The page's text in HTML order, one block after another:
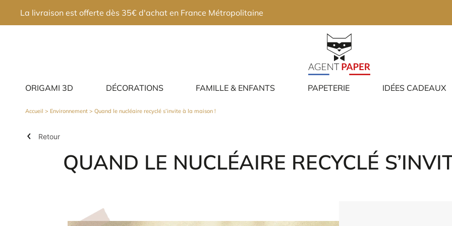
ORIGAMI 3D DÉCORATIONS FAMILLE & ENFANTS PAPETERIE IDÉES CADEAUX
La livraison est offerte dès 35€ d'achat en France Métropolitaine
Accueil > Environnement > Quand le nucléaire recyclé s’invite à la maison !
Retour
QUAND LE NUCLÉAIRE RECYCLÉ
×